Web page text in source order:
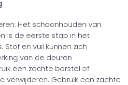
Het schoonhouden van
is de eerste stap in het
Stof en vuil kunnen zich
van de deuren
een zachte borstel of
verwijderen. Gebruik een zachte